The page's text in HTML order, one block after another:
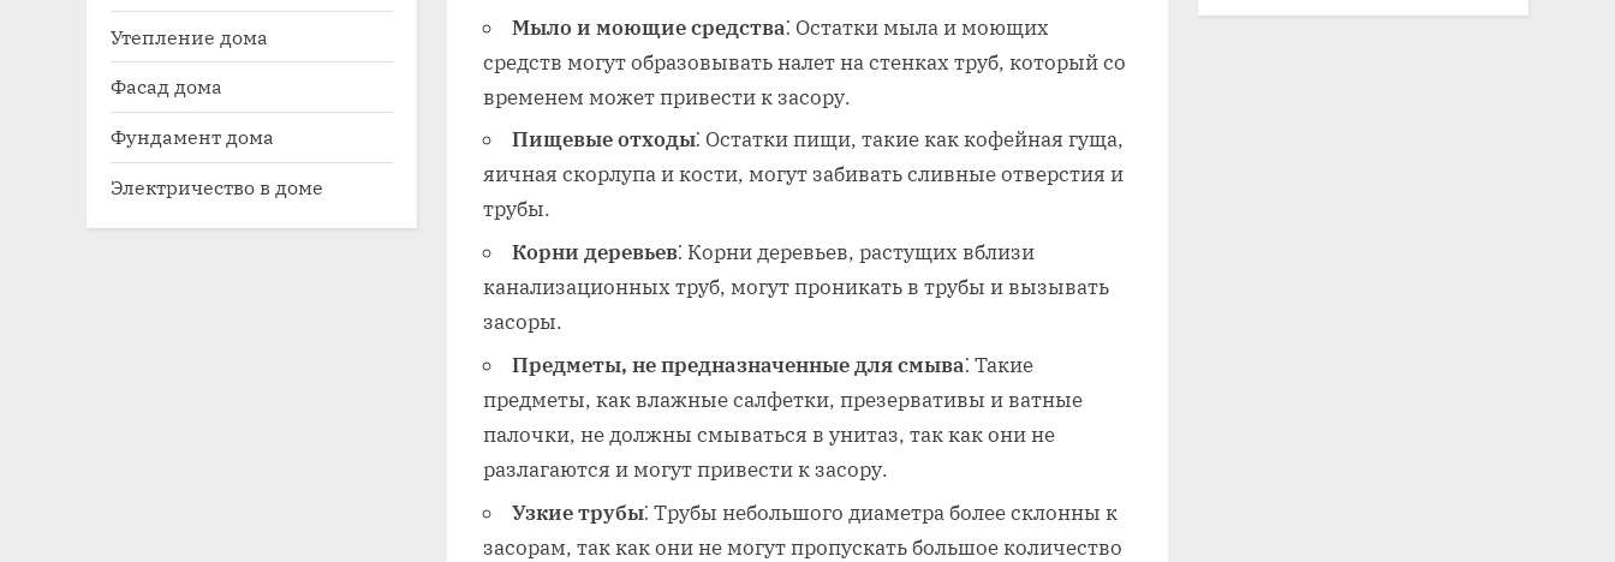
Мыло и моющие средства⁚ Остатки мыла и моющих
средств могут образовывать налет на стенках труб‚ который со
временем может привести к засору.
Пищевые отходы⁚ Остатки пищи‚ такие как кофейная гуща‚
яичная скорлупа и кости‚ могут забивать сливные отверстия и
трубы.
Корни деревьев⁚ Корни деревьев‚ растущих вблизи
канализационных труб‚ могут проникать в трубы и вызывать
засоры.
Предметы‚ не предназначенные для смыва⁚ Такие
предметы‚ как влажные салфетки‚ презервативы и ватные
палочки‚ не должны смываться в унитаз‚ так как они не
разлагаются и могут привести к засору.
Узкие трубы⁚ Трубы небольшого диаметра более склонны к
засорам‚ так как они не могут пропускать большое количество
Утепление дома
Фасад дома
Фундамент дома
Электричество в доме